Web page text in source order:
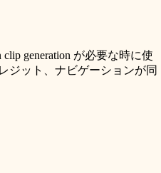
generation が必要な時に使
ジット、ナビゲーションが同